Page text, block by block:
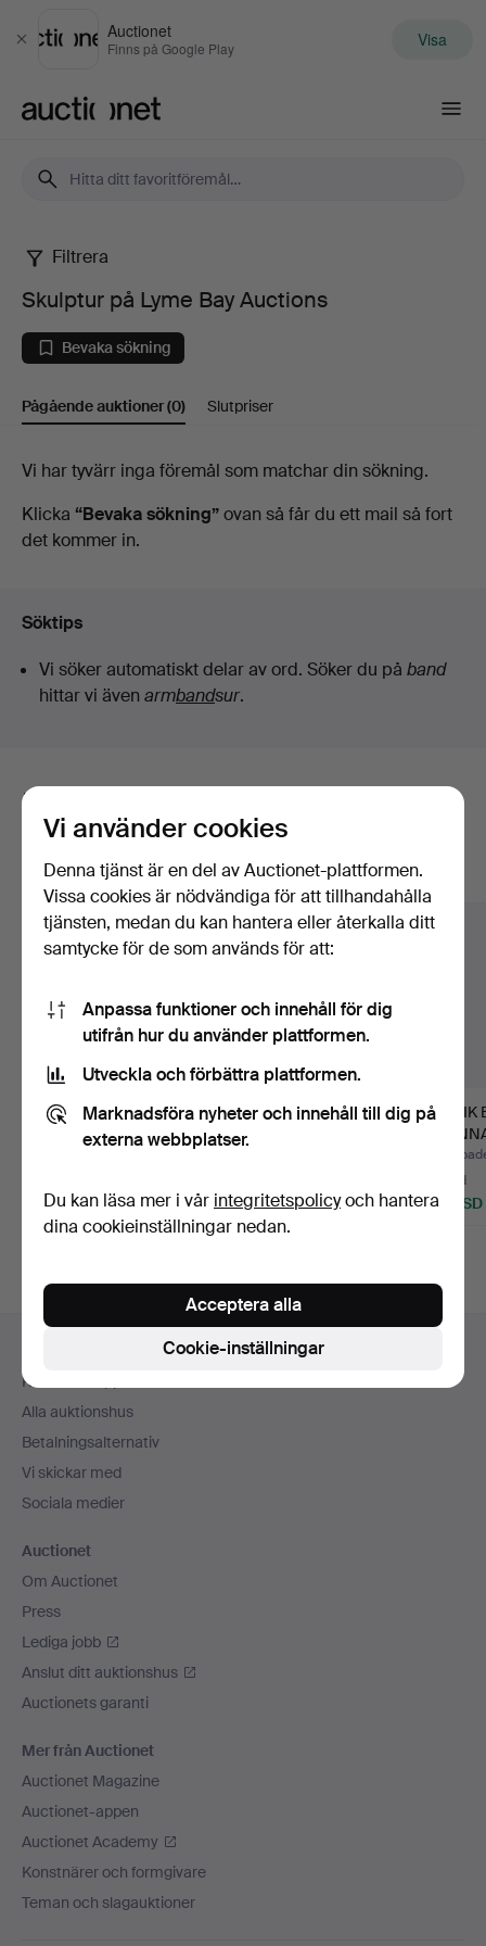
Stäng
Auctionet
Finns på Google Play Visa
Skulptur
på
Lyme
Bay
Auctions
Filtrera
Skulptur på Lyme Bay Auctions
Bevaka sökning
Pågående auktioner(0) Slutpriser
Pågående
auktioner
Vi har tyvärr inga föremål som matchar din sökning.
Klicka “Bevaka sökning”ovan så får du ett mail så fort
det kommer in.
Söktips
Vi söker automatiskt delar av ord. Söker du på band
hittar vi även armbandsur.
Här är föremål från vårt arkiv som
matchar din sökning
Visa alla föremål
TIM COTTERILL
GRODA I BRONS.
164 USD
SUE MACLAURIN
SKULPTUR
135 USD
Utvalt
ANTIK
2 bud
61 USD
Sidfotsnavigation
Kontakta support
Alla auktionshus
Betalningsalternativ
Vi skickar med
Sociala medier
Auctionet
Om Auctionet
Press
Lediga jobb
Anslut ditt auktionshus
Auctionets garanti
Mer från Auctionet
Auctionet Magazine
Auctionet-appen
Auctionet Academy
Konstnärer och formgivare
Teman och slagauktioner
Vi använder cookies
Denna tjänst är en del av Auctionet-plattformen.
Vissa cookies är nödvändiga för att tillhandahålla
tjänsten, medan du kan hantera eller återkalla ditt
samtycke för de som används för att:
Anpassa funktioner och innehåll för dig
utifrån hur du använder plattformen.
Utveckla och förbättra plattformen.
Marknadsföra nyheter och innehåll till dig på
externa webbplatser.
Du kan läsa mer i vår integritetspolicyoch hantera
dina cookieinställningar nedan.
Cookie-inställningar
Acceptera alla